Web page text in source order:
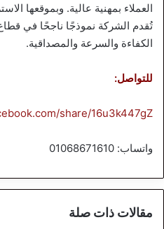
العملاء بمهنية عالية. وبموقعها
تُقدم الشركة نموذجًا ناجحًا في
الكفاءة والسرعة والمصداقية.
للتواصل:
share/16u3k447gZ/
واتساب: 01068671610
مقالات ذات صلة